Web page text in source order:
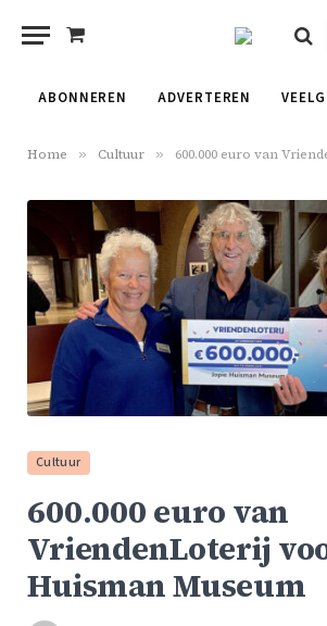
Shopping
ABONNEREN ADVERTEREN
Home » Cultuur » 600.000 euro van VriendenLoterij
Cultuur
600.000 euro van
VriendenLoterij
Huisman Museum